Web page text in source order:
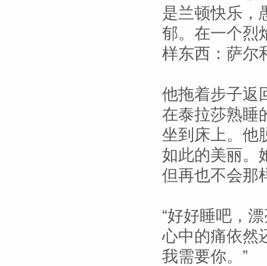
是兰顿快乐，
郁。在一个烈
样东西：萨尔
他拖着步子返
在泰拉莎熟睡
坐到床上。他
如此的美丽。
但再也不会那
“好好睡吧，
心中的痛依然
我需要你。”